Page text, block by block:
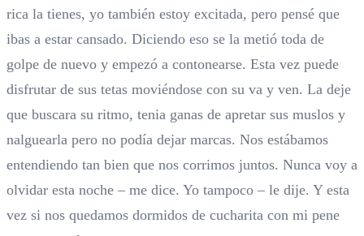
rica la tienes, yo también estoy excitada, pero pensé que
ibas a estar cansado. Diciendo eso se la metió toda de
golpe de nuevo y empezó a contonearse. Esta vez puede
disfrutar de sus tetas moviéndose con su va y ven. La deje
que buscara su ritmo, tenia ganas de apretar sus muslos y
nalguearla pero no podía dejar marcas. Nos estábamos
entendiendo tan bien que nos corrimos juntos. Nunca voy a
olvidar esta noche – me dice. Yo tampoco – le dije. Y esta
vez si nos quedamos dormidos de cucharita con mi pene